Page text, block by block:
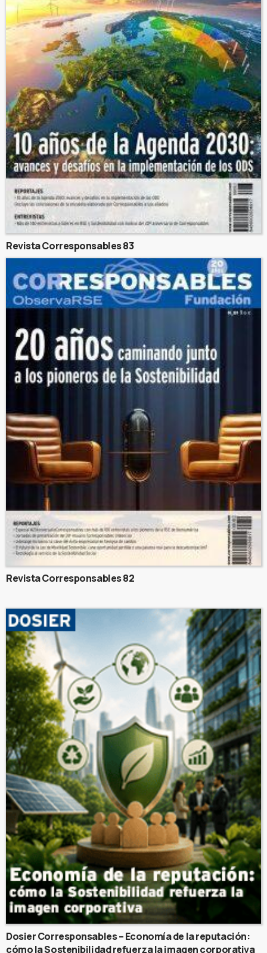
Revista Corresponsables 83
Revista Corresponsables 82
Dosier Corresponsables – Economía de la reputación:
cómo la Sostenibilidad refuerza la imagen corporativa